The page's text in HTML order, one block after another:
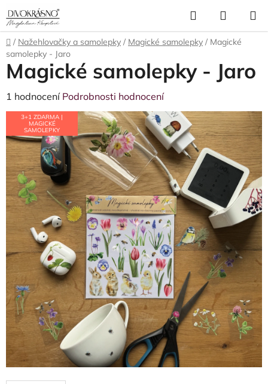
na
obsah
Hledat
KOŠÍK
Domů
/ Nažehlovačky a samolepky / Magické samolepky / Magické
samolepky - Jaro
Magické samolepky - Jaro
Průměrné
hodnocení
produktu
je
5,0
z
5
hvězdiček.
1 hodnocení Podrobnosti hodnocení
3+1 ZDARMA |
MAGICKÉ
SAMOLEPKY